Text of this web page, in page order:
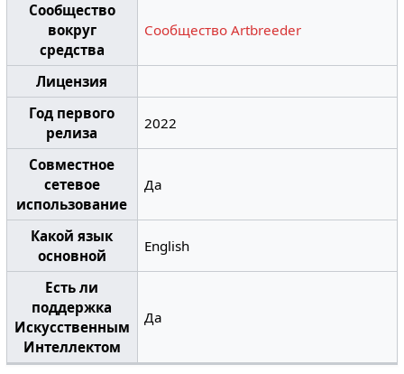
Сообщество
вокруг
средства
Сообщество Artbreeder
Лицензия
Год первого
релиза
2022
Совместное
сетевое
использование
Да
Какой язык
основной
English
Есть ли
поддержка
Искусственным
Интеллектом
Да